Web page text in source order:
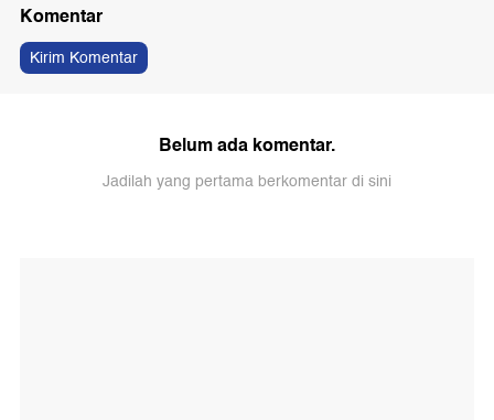
Komentar
Kirim Komentar
Belum ada komentar.
Jadilah yang pertama berkomentar di sini